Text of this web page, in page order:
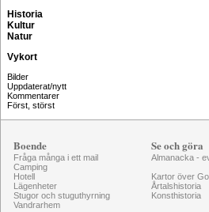
Historia
Kultur
Natur
Vykort
Bilder
Uppdaterat/nytt
Kommentarer
Först, störst
Boende
Fråga många i ett mail
Camping
Hotell
Lägenheter
Stugor och stuguthyrning
Vandrarhem
Se och göra
Almanacka -
Kartor över
Årtalshistoria
Konsthistoria